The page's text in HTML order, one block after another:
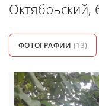
ФОТОГРАФИИ (13)